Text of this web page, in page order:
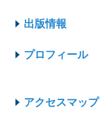
出版情報
プロフィール
アクセスマップ